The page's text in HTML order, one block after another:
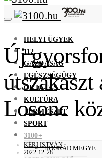
HELYI ÜGYEK
112
GAZDASÁG
EGÉSZSÉGÜGY
OKTATÁS
KULTÚRA
TERMÉSZET
SPORT
3100+
NÓGRÁD MEGYE
Új
útszakaszt
Losonc
KÉRI ISTVÁN
2022-12-28